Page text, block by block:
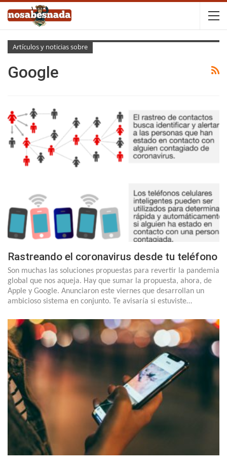
Artículos y noticias sobre
Google
Rastreando el coronavirus desde tu teléfono
Son muchas las soluciones propuestas para revertir la pandemia
global que nos aqueja. Hay que sumar la propuesta, ahora, de
Apple y Google. Anunciaron este viernes que desarrollan un
ambicioso sistema en conjunto. Te avisaría si estuviste…